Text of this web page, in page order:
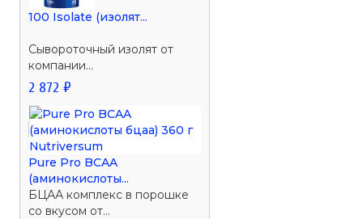
100 Isolate (изолят...
Сывороточный изолят от
компании...
2 872 ₽
Pure Pro BCAA
(аминокислоты...
БЦАА комплекс в порошке
со вкусом от...